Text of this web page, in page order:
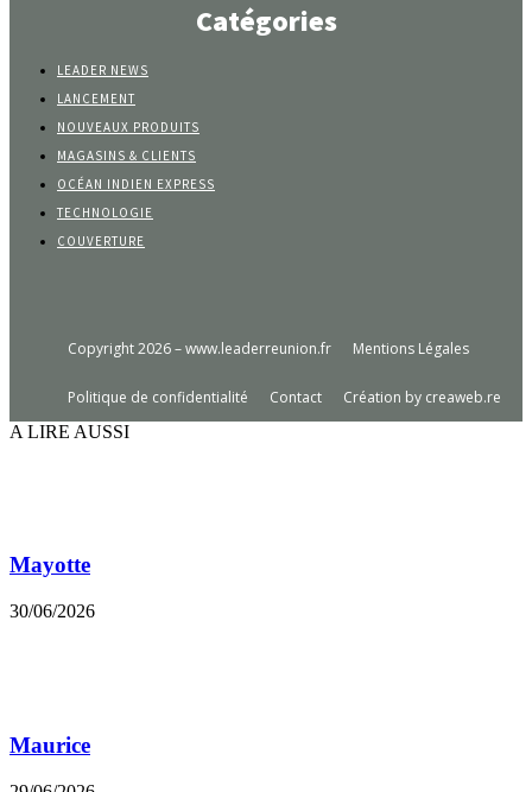
Catégories
LEADER NEWS
LANCEMENT
NOUVEAUX PRODUITS
MAGASINS & CLIENTS
OCÉAN INDIEN EXPRESS
TECHNOLOGIE
COUVERTURE
Copyright 2026 – www.leaderreunion.fr Mentions Légales
Politique de confidentialité Contact
Création by creaweb.re
A LIRE AUSSI
Mayotte
30/06/2026
Maurice